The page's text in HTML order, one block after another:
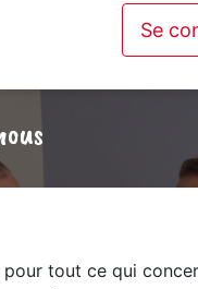
Se
tout ce qui